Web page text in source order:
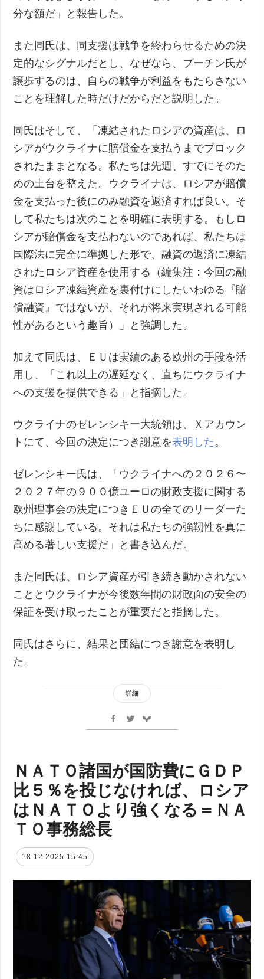
分な額だ」と報告した。
また同氏は、同支援は戦争を終わらせるための決
定的なシグナルだとし、なぜなら、プーチン氏が
譲歩するのは、自らの戦争が利益をもたらさない
ことを理解した時だけだからだと説明した。
同氏はそして、「凍結されたロシアの資産は、ロ
シアがウクライナに賠償金を支払うまでブロック
されたままとなる。私たちは先週、すでにそのた
めの土台を整えた。ウクライナは、ロシアが賠償
金を支払った後にのみ融資を返済すれば良い。そ
して私たちは次のことを明確に表明する。もしロ
シアが賠償金を支払わないのであれば、私たちは
国際法に完全に準拠した形で、融資の返済に凍結
されたロシア資産を使用する（編集注：今回の融
資はロシア凍結資産を裏付けにしたいわゆる『賠
償融資』ではないが、それが将来実現される可能
性があるという趣旨）」と強調した。
加えて同氏は、ＥＵは実績のある欧州の手段を活
用し、「これ以上の遅延なく、直ちにウクライナ
への支援を提供できる」と指摘した。
ウクライナのゼレンシキー大統領は、Ｘアカウン
トにて、今回の決定につき謝意を表明した。
ゼレンシキー氏は、「ウクライナへの２０２６〜
２０２７年の９００億ユーロの財政支援に関する
欧州理事会の決定につきＥＵの全てのリーダーた
ちに感謝している。それは私たちの強靭性を真に
高める著しい支援だ」と書き込んだ。
また同氏は、ロシア資産が引き続き動かされない
こととウクライナが今後数年間の財政面の安全の
保証を受け取ったことが重要だと指摘した。
同氏はさらに、結果と団結につき謝意を表明し
た。
詳細
ＮＡＴＯ諸国が国防費にＧＤＰ
比５％を投じなければ、ロシア
はＮＡＴＯより強くなる＝ＮＡ
ＴＯ事務総長
18.12.2025 15:45